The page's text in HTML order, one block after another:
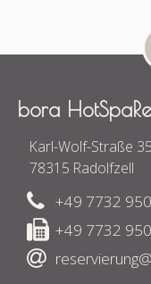
bora
Karl-Wolf-Straße 35
78315 Radolfzell
+49 7732
+49 7732